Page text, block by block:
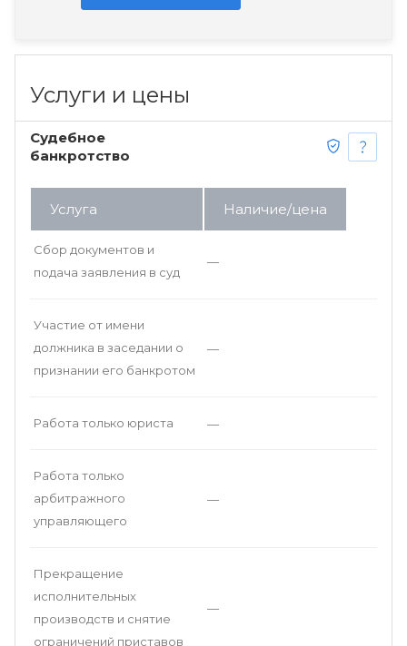
Услуги и цены
Судебное
банкротство
Услуга Наличие/цена
Сбор документов и
подача заявления в суд
—
Участие от имени
должника в заседании о
признании его банкротом
—
Работа только юриста —
Работа только
арбитражного
управляющего
—
Прекращение
исполнительных
производств и снятие
ограничений приставов
—